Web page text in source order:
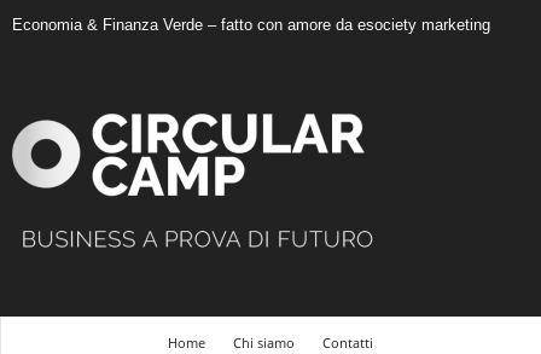
Economia & Finanza Verde – fatto con amore da esociety marketing
Home Chi siamo Contatti